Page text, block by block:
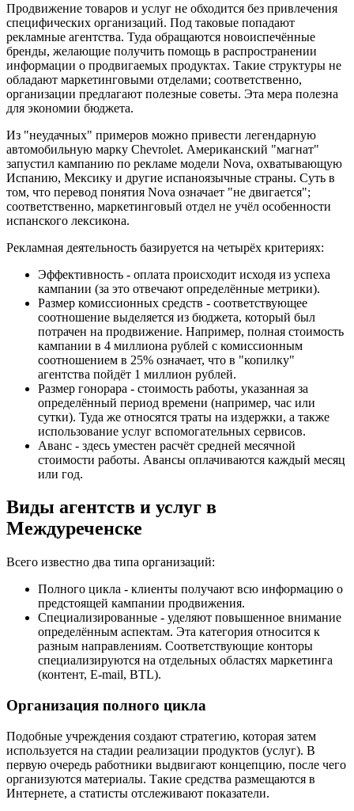
Продвижение товаров и услуг не обходится без привлечения
специфических организаций. Под таковые попадают
рекламные агентства. Туда обращаются новоиспечённые
бренды, желающие получить помощь в распространении
информации о продвигаемых продуктах. Такие структуры не
обладают маркетинговыми отделами; соответственно,
организации предлагают полезные советы. Эта мера полезна
для экономии бюджета.
Из "неудачных" примеров можно привести легендарную
автомобильную марку Chevrolet. Американский "магнат"
запустил кампанию по рекламе модели Nova, охватывающую
Испанию, Мексику и другие испаноязычные страны. Суть в
том, что перевод понятия Nova означает "не двигается";
соответственно, маркетинговый отдел не учёл особенности
испанского лексикона.
Рекламная деятельность базируется на четырёх критериях:
Эффективность - оплата происходит исходя из успеха
кампании (за это отвечают определённые метрики).
Размер комиссионных средств - соответствующее
соотношение выделяется из бюджета, который был
потрачен на продвижение. Например, полная стоимость
кампании в 4 миллиона рублей с комиссионным
соотношением в 25% означает, что в "копилку"
агентства пойдёт 1 миллион рублей.
Размер гонорара - стоимость работы, указанная за
определённый период времени (например, час или
сутки). Туда же относятся траты на издержки, а также
использование услуг вспомогательных сервисов.
Аванс - здесь уместен расчёт средней месячной
стоимости работы. Авансы оплачиваются каждый месяц
или год.
Виды агентств и услуг в
Междуреченске
Всего известно два типа организаций:
Полного цикла - клиенты получают всю информацию о
предстоящей кампании продвижения.
Специализированные - уделяют повышенное внимание
определённым аспектам. Эта категория относится к
разным направлениям. Соответствующие конторы
специализируются на отдельных областях маркетинга
(контент, E-mail, BTL).
Организация полного цикла
Подобные учреждения создают стратегию, которая затем
используется на стадии реализации продуктов (услуг). В
первую очередь работники выдвигают концепцию, после чего
организуются материалы. Такие средства размещаются в
Интернете, а статисты отслеживают показатели.